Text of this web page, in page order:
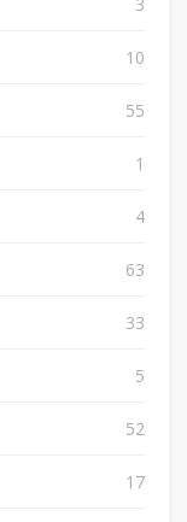
10
55
1
4
63
33
5
52
17